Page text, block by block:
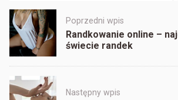
Post
navigation
Poprzedni wpis
Randkowanie online –
świecie randek
Następny wpis